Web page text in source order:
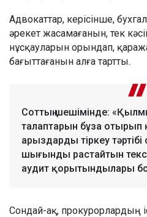
Адвокаттар, керісінше,
әрекет жасамағанын, тек
нұсқауларын орындап,
бағыттағанын алға тартты.
Соттың шешімінде:
талаптарын бұза отырып
арыздарды тіркеу
шығынды растайтын
аудит қорытындылары
Сондай-ақ, прокурорлардың